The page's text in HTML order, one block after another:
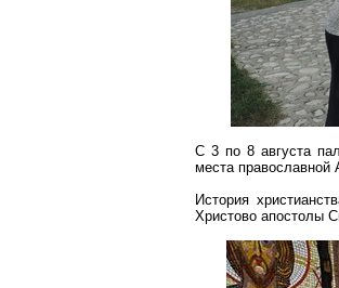
С 3 по 8 августа
места православной
История
Христово апостолы